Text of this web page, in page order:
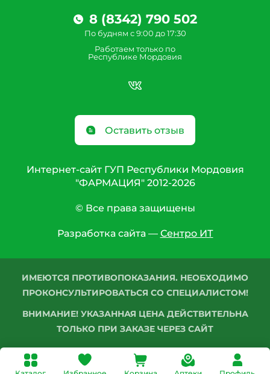
8 (8342) 790 502
По будням с 9:00 до 17:30
Работаем только по
Республике Мордовия
Оставить отзыв
Интернет-сайт ГУП Республики Мордовия
"ФАРМАЦИЯ" 2012-2026
© Все права защищены
Разработка сайта — Сентро ИТ
ИМЕЮТСЯ ПРОТИВОПОКАЗАНИЯ. НЕОБХОДИМО
ПРОКОНСУЛЬТИРОВАТЬСЯ СО СПЕЦИАЛИСТОМ!
ВНИМАНИЕ! УКАЗАННАЯ ЦЕНА ДЕЙСТВИТЕЛЬНА
ТОЛЬКО ПРИ ЗАКАЗЕ ЧЕРЕЗ САЙТ